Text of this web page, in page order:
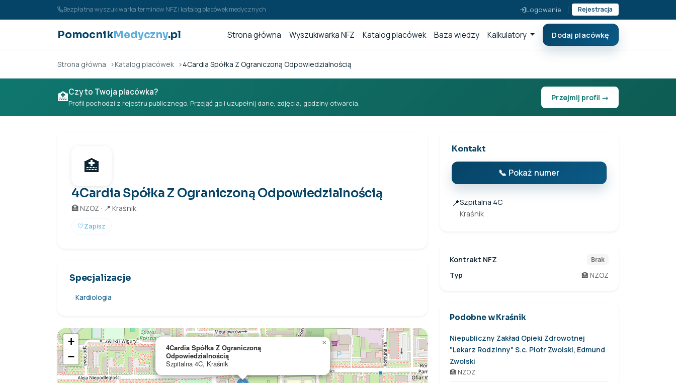
Przejdź do treści Bezpłatna wyszukiwarka terminów NFZ i katalog placówek medycznych Logowanie Rejestracja
PomocnikMedyczny.pl Strona główna Wyszukiwarka NFZ Katalog placówek Baza wiedzy Kalkulatory Dodaj placówkę
Strona główna Katalog placówek 4Cardia Spółka Z Ograniczoną Odpowiedzialnością
🏥Czy to Twoja placówka?
Profil pochodzi z rejestru publicznego. Przejąć go i uzupełnij dane, zdjęcia, godziny otwarcia.
Przejmij profil →
🏥
4Cardia Spółka Z Ograniczoną Odpowiedzialnością
🏥 NZOZ · 📍 Kraśnik
🤍Zapisz
Specjalizacje
Kardiologia
4Cardia Spółka Z Ograniczoną
Odpowiedzialnością
Szpitalna 4C, Kraśnik
×
+
−
Kontakt
📞 Pokaż numer
📍Szpitalna 4C
Kraśnik
Kontrakt NFZ Brak
Typ 🏥 NZOZ
Podobne w Kraśnik
Niepubliczny Zakład Opieki Zdrowotnej
"Lekarz Rodzinny" S.c. Piotr Zwolski, Edmund
Zwolski
🏥 NZOZ